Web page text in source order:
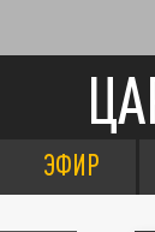
ЭФИР